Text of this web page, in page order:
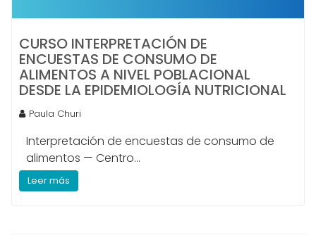
CURSO INTERPRETACIÓN DE
ENCUESTAS DE CONSUMO DE
ALIMENTOS A NIVEL POBLACIONAL
DESDE LA EPIDEMIOLOGÍA NUTRICIONAL
Paula Churi
Interpretación de encuestas de consumo de
alimentos — Centro...
Leer más